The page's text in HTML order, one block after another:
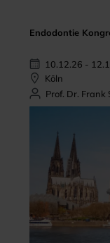
Endodontie
10.12.26 -
Köln
Prof. Dr. Frank